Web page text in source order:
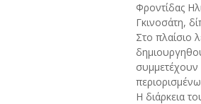
Φροντίδας
Γκινοσάτη,
Στο πλαίσιο
Η διάρκεια